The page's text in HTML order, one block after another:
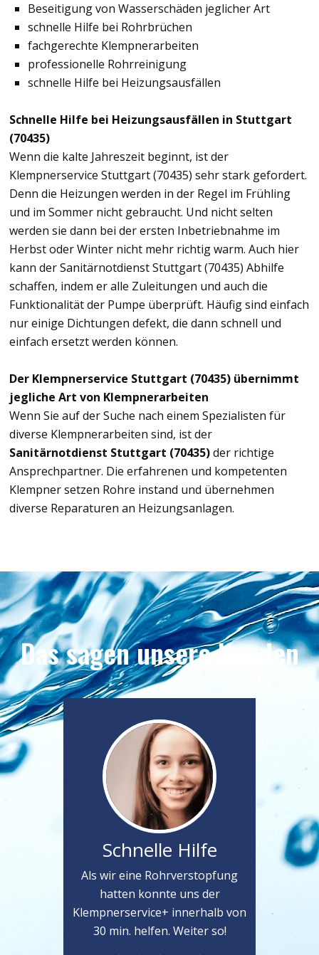
Beseitigung von Wasserschäden jeglicher Art
schnelle Hilfe bei Rohrbrüchen
fachgerechte Klempnerarbeiten
professionelle Rohrreinigung
schnelle Hilfe bei Heizungsausfällen
Schnelle Hilfe bei Heizungsausfällen in Stuttgart
(70435)
Wenn die kalte Jahreszeit beginnt, ist der
Klempnerservice Stuttgart (70435) sehr stark gefordert.
Denn die Heizungen werden in der Regel im Frühling
und im Sommer nicht gebraucht. Und nicht selten
werden sie dann bei der ersten Inbetriebnahme im
Herbst oder Winter nicht mehr richtig warm. Auch hier
kann der Sanitärnotdienst Stuttgart (70435) Abhilfe
schaffen, indem er alle Zuleitungen und auch die
Funktionalität der Pumpe überprüft. Häufig sind einfach
nur einige Dichtungen defekt, die dann schnell und
einfach ersetzt werden können.
Der Klempnerservice Stuttgart (70435) übernimmt
jegliche Art von Klempnerarbeiten
Wenn Sie auf der Suche nach einem Spezialisten für
diverse Klempnerarbeiten sind, ist der
Sanitärnotdienst Stuttgart (70435)der richtige
Ansprechpartner. Die erfahrenen und kompetenten
Klempner setzen Rohre instand und übernehmen
diverse Reparaturen an Heizungsanlagen.
Das sagen unsere Kunden
Schnelle Hilfe
Als wir eine Rohrverstopfung
hatten konnte uns der
Klempnerservice+ innerhalb von
30 min. helfen. Weiter so!